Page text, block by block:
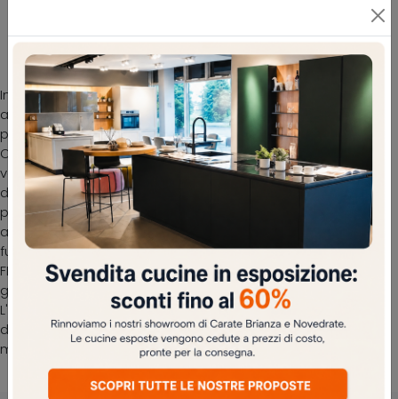
Scopri la nostra collezione di ombrelloni in
metallo di La Seggiola: il modello FLN V
visibile in foto ti sta aspettando
In giardino come entro le pareti di casa, le composizioni
arredative di qualità che proponiamo in negozio si
prestano a arricchire uno spazio tutto da vivere.
Oggigiorno, è disponibile in commercio una grande
varietà di mobili per l’Arredo Giardino che permettono di
dare forma a salotti open air di gran classe. La Seggiola
propone una ricca collezione di ombrelloni in metallo, per
arredare i tuoi spazi esterni mixando in modo ottimale
funzionalità e stile. Con questa proposta di Ombrellone
FLN V di La Seggiola il tuo spazio verde sarà perfetto per
godersi la flora, le serate rilassanti o di convivialità.
L'outdoor è un’area di casa da sfruttare al meglio, di fatto
deve essere confortevole per chi lo vive e gradevole da
mostrare a amici e parenti.